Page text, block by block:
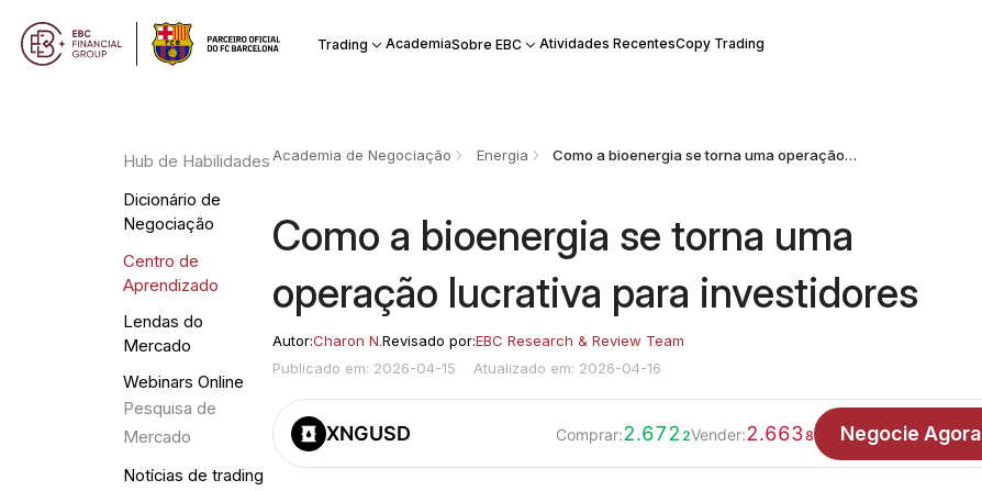
Trading AcademiaSobre EBC Atividades RecentesCopy Trading
Hub de Habilidades
Dicionário de
Negociação
Centro de
Aprendizado
Lendas do
Mercado
Webinars Online
Pesquisa de
Mercado
Notícias de trading
Academia de Negociação Energia Como a bioenergia se torna uma operação lucrativa para investidores
Como a bioenergia se torna uma
operação lucrativa para investidores
Autor:Charon N.Revisado por:EBC Research & Review Team
Publicado em: 2026-04-15
Atualizado em: 2026-04-16
XNGUSD Comprar:2.672 2Vender:2.6638 Negocie Agora